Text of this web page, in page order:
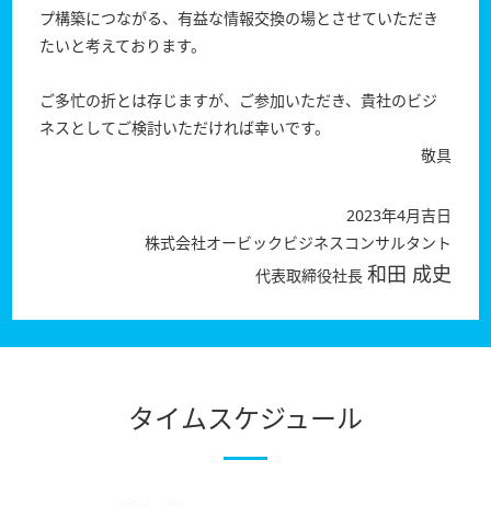
プ構築につながる、有益な情報交換の場とさせていただき
たいと考えております。
ご多忙の折とは存じますが、ご参加いただき、貴社のビジ
ネスとしてご検討いただければ幸いです。
敬具
2023年4月吉日
株式会社オービックビジネスコンサルタント
代表取締役社長 和田 成史
タイムスケジュール